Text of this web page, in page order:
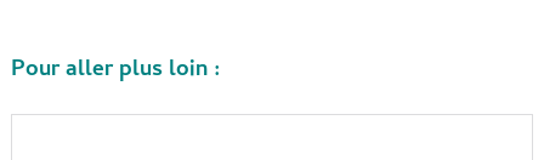
Pour aller plus loin :